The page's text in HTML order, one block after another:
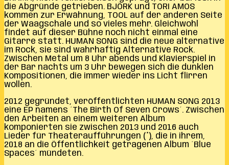
die Abgründe getrieben. BJÖRK und TORI AMOS
kommen zur Erwähnung, TOOL auf der anderen Seite
der Waagschale und so vieles mehr. Gleichwohl
findet auf dieser Bühne noch nicht einmal eine
Gitarre statt. HUMAN SONG sind die neue alternative
im Rock, sie sind wahrhaftig Alternative Rock.
Zwischen Metal um 8 Uhr abends und Klavierspiel in
der Bar nachts um 3 Uhr bewegen sich die dunklen
Kompositionen, die immer wieder ins Licht flirren
wollen.
2012 gegründet, veröffentlichten HUMAN SONG 2013
eine EP namens ´The Birth Of Seven Crows´. Zwischen
den Arbeiten an einem weiteren Album
komponierten sie zwischen 2013 und 2016 auch
Lieder für Theateraufführungen (*), die in ihrem,
2018 an die Öffentlichkeit getragenen Album ´Blue
Spaces´ mündeten.